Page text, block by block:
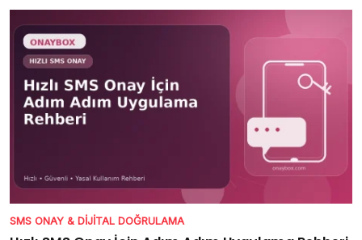
SMS ONAY & DIJITAL DOĞRULAMA